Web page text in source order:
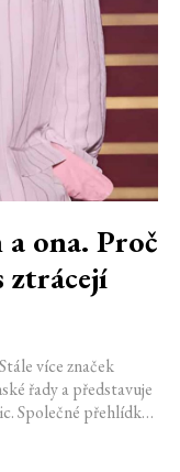
ona. Proč
ztrácejí
více značek
řady a představuje
Společné přehlídky,
jinak.